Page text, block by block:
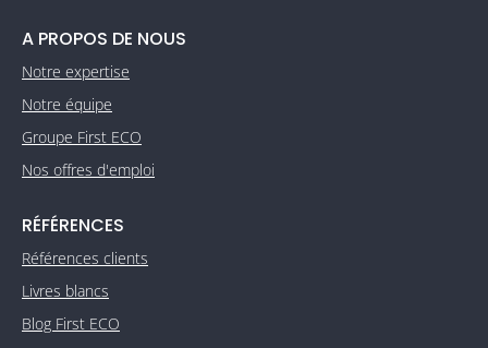
A PROPOS DE NOUS
Notre expertise
Notre équipe
Groupe First ECO
Nos offres d'emploi
RÉFÉRENCES
Références clients
Livres blancs
Blog First ECO